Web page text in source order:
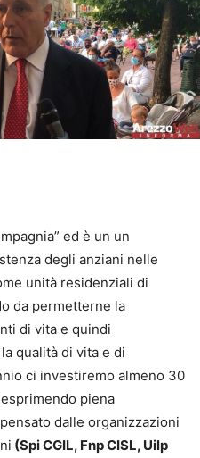
ed è un un
degli anziani nelle
unità residenziali di
da permetterne la
di vita e quindi
qualità di vita e di
ci investiremo almeno 30
esprimendo piena
dalle organizzazioni
(Spi CGIL, Fnp CISL, Uilp